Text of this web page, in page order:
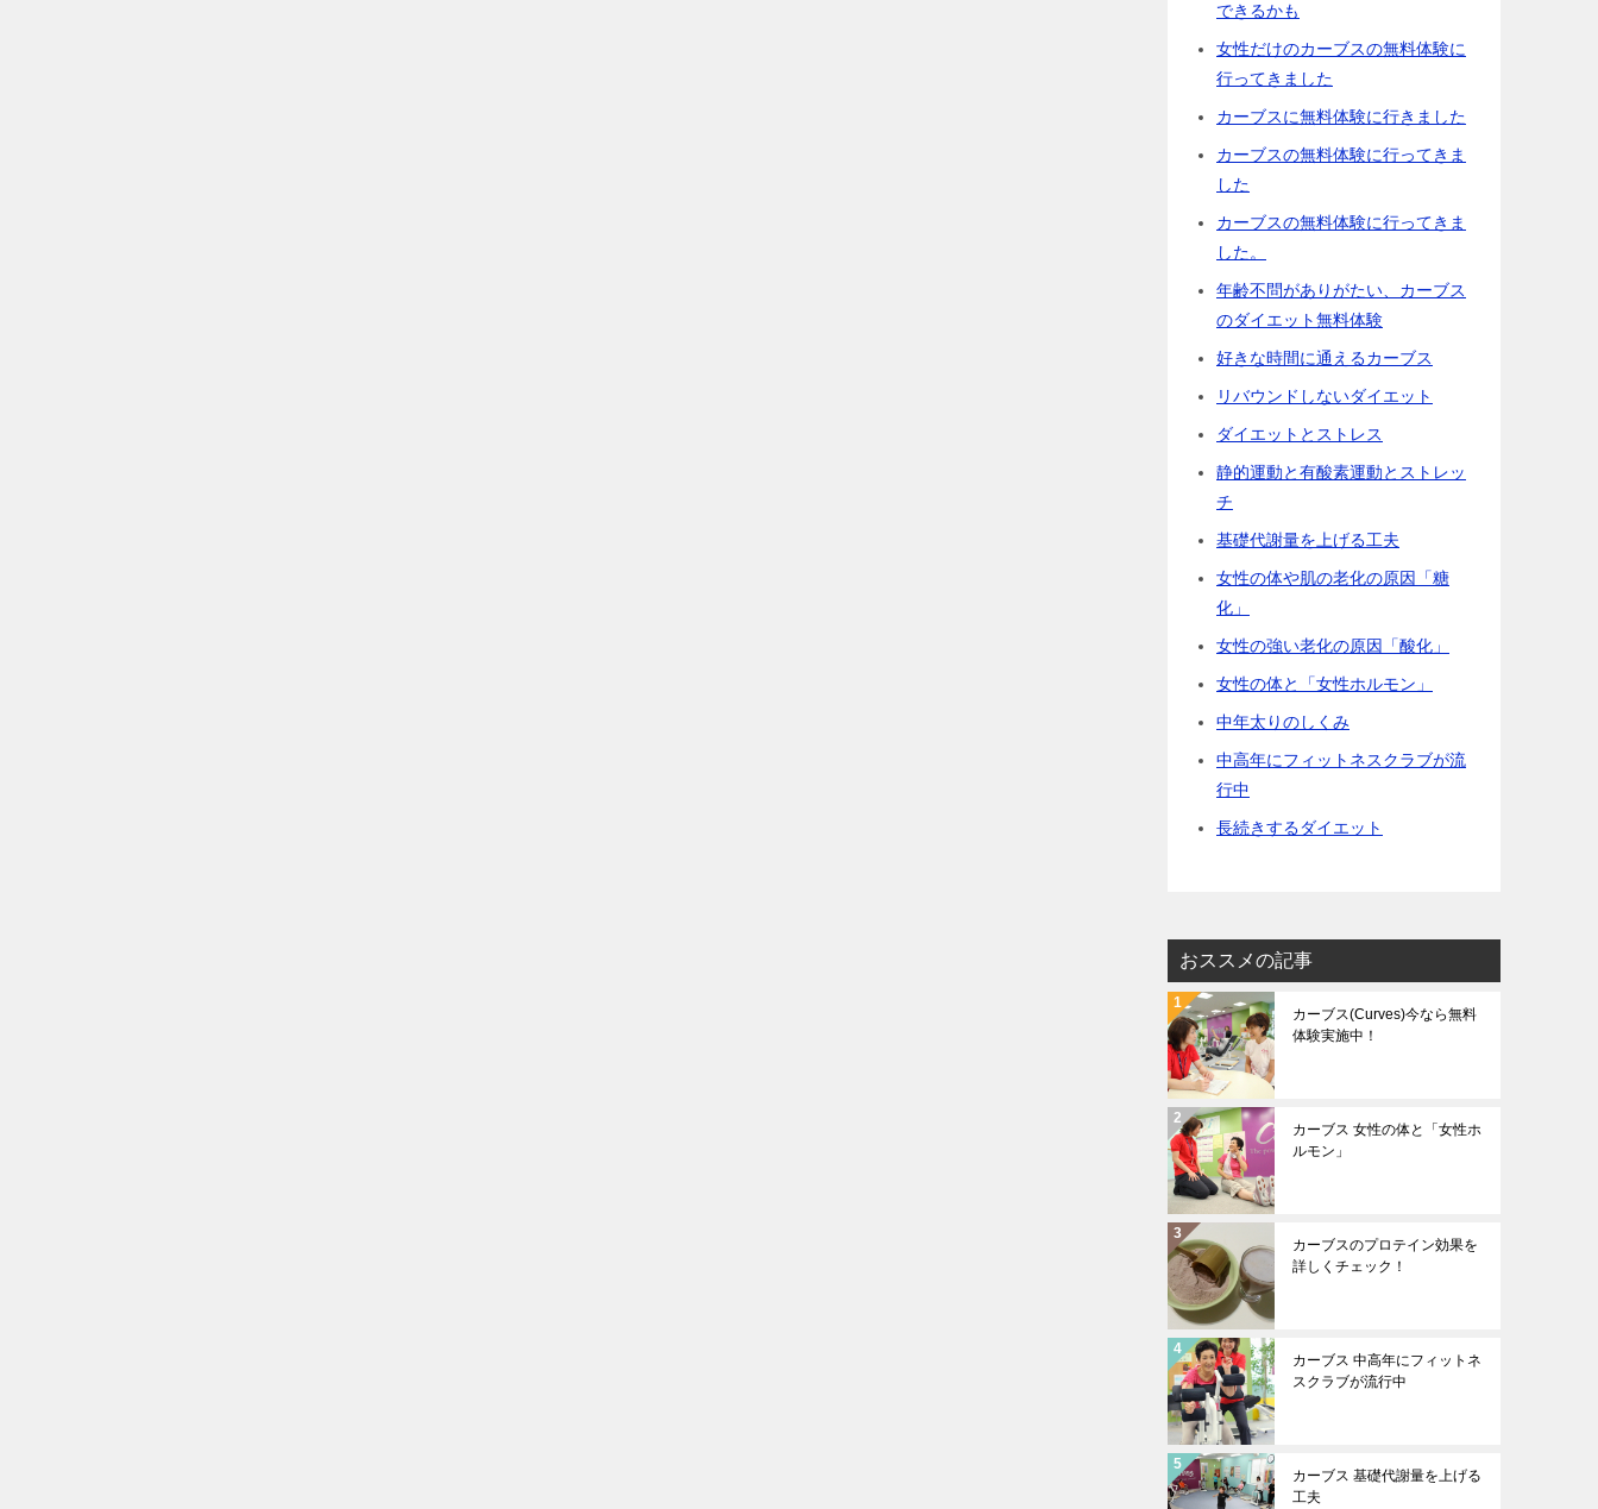
できるかも
女性だけのカーブスの無料体験に
行ってきました
カーブスに無料体験に行きました
カーブスの無料体験に行ってきま
した
カーブスの無料体験に行ってきま
した。
年齢不問がありがたい、カーブス
のダイエット無料体験
好きな時間に通えるカーブス
リバウンドしないダイエット
ダイエットとストレス
静的運動と有酸素運動とストレッ
チ
基礎代謝量を上げる工夫
女性の体や肌の老化の原因「糖
化」
女性の強い老化の原因「酸化」
女性の体と「女性ホルモン」
中年太りのしくみ
中高年にフィットネスクラブが流
行中
長続きするダイエット
おススメの記事
カーブス(Curves)今なら無料
体験実施中！
カーブス 女性の体と「女性ホ
ルモン」
カーブスのプロテイン効果を
詳しくチェック！
カーブス 中高年にフィットネ
スクラブが流行中
カーブス 基礎代謝量を上げる
工夫